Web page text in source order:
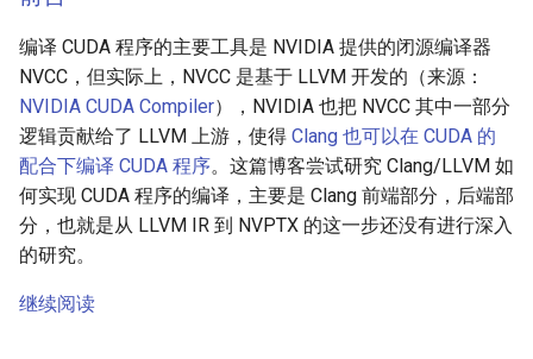
编译 CUDA 程序的主要工具是 NVIDIA 提供的闭源编译器
NVCC，但实际上，NVCC 是基于 LLVM 开发的（来源：
NVIDIA CUDA Compiler），NVIDIA 也把 NVCC 其中一部分
逻辑贡献给了 LLVM 上游，使得 Clang 也可以在 CUDA 的
配合下编译 CUDA 程序。这篇博客尝试研究 Clang/LLVM 如
何实现 CUDA 程序的编译，主要是 Clang 前端部分，后端部
分，也就是从 LLVM IR 到 NVPTX 的这一步还没有进行深入
的研究。
继续阅读